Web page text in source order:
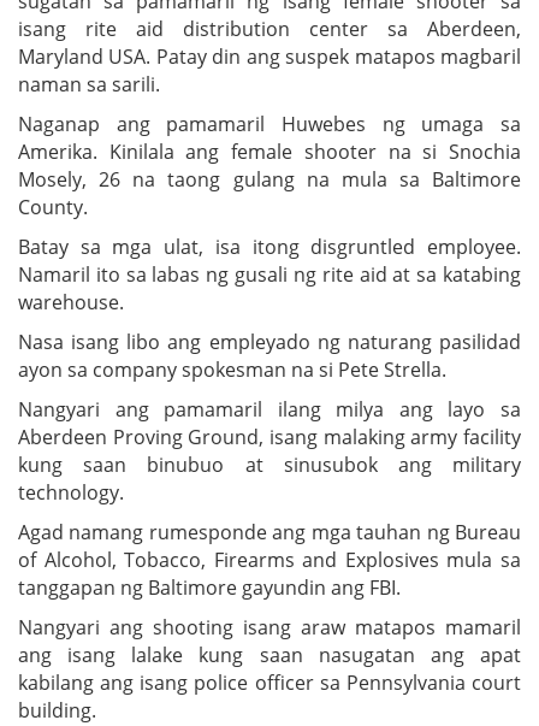
isang rite aid distribution center sa Aberdeen,
Maryland USA. Patay din ang suspek matapos magbaril
naman sa sarili.
Naganap ang pamamaril Huwebes ng umaga sa
Amerika. Kinilala ang female shooter na si Snochia
Mosely, 26 na taong gulang na mula sa Baltimore
County.
Batay sa mga ulat, isa itong disgruntled employee.
Namaril ito sa labas ng gusali ng rite aid at sa katabing
warehouse.
Nasa isang libo ang empleyado ng naturang pasilidad
ayon sa company spokesman na si Pete Strella.
Nangyari ang pamamaril ilang milya ang layo sa
Aberdeen Proving Ground, isang malaking army facility
kung saan binubuo at sinusubok ang military
technology.
Agad namang rumesponde ang mga tauhan ng Bureau
of Alcohol, Tobacco, Firearms and Explosives mula sa
tanggapan ng Baltimore gayundin ang FBI.
Nangyari ang shooting isang araw matapos mamaril
ang isang lalake kung saan nasugatan ang apat
kabilang ang isang police officer sa Pennsylvania court
building.